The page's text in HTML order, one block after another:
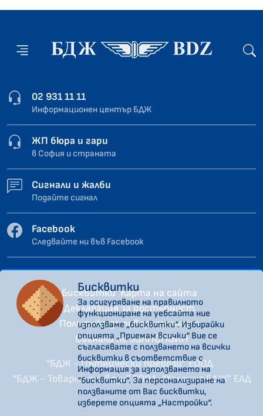
02 931 11 11
Информационен център БДЖ
ЖП бюра и гари
в София и страната
Сигнали и жалби
Подайте сигнал
Facebook
Следвайте ни във Facebook
Бисквитки Карта на сайта
Декларация за достъпност
Политика за поверителност
Сигнали по ЗЗЛПСПОИН
“БДЖ - Пътнически превози” ЕООД
“БДЖ - Товарни превози” ЕООД “Холдинг БДЖ” ЕАД
Бисквитки
За осигуряване на правилното
функциониране на уебсайта ние
използваме „бисквитки“. Избирайки
опцията „Приемам всички“ Вие се
съгласявате с ползването на всички
бисквитки в съответствие с
Информация за използването на
“бисквитки”. За персонализиране на
ползваните от Вас бисквитки,
изберете опцията „Настройки“.